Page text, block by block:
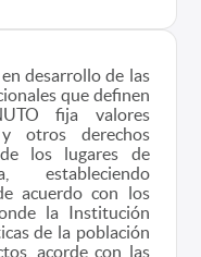
desarrollo de las
que definen
fija valores
otros derechos
los lugares de
estableciendo
acuerdo con los
la Institución
de la población
acorde con las